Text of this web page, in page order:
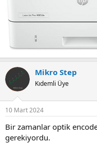
Mikro Step
Kıdemli Üye
10 Mart 2024
Bir zamanlar optik
gerekiyordu.